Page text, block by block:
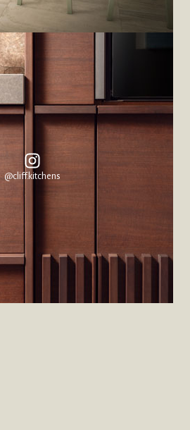
@cliff.kitchens